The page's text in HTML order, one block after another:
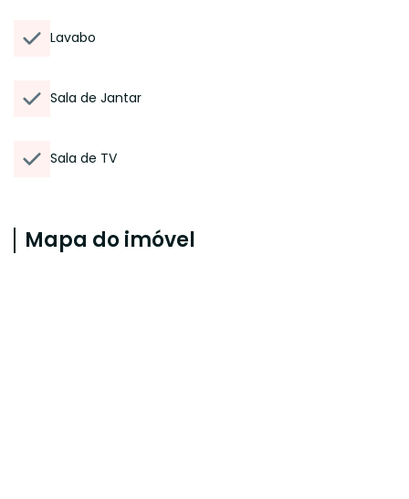
Lavabo
Sala de Jantar
Sala de TV
Mapa do imóvel